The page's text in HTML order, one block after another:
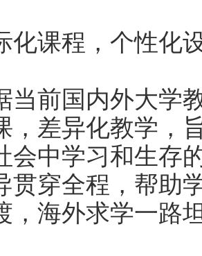
课程，个性化
前国内外大学教
，差异化教学，
会中学习和生存
贯穿全程，帮助
，海外求学一路